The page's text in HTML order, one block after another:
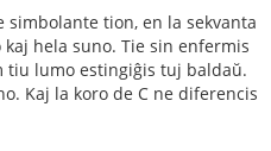
simbolante tion, en la sekvanta
hela suno. Tie sin enfermis
tiu lumo estingiĝis tuj baldaŭ.
Kaj la koro de C ne diferencis